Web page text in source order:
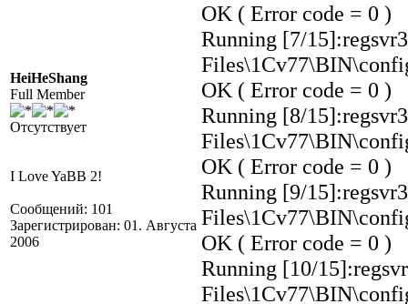
HeiHeShang
Full Member
Отсутствует
I Love YaBB 2!
Сообщений: 101
Зарегистрирован: 01. Августа
2006
OK ( Error code = 0 )
Running [7/
OK ( Error code = 0 )
Running [8/
OK ( Error code = 0 )
Running [9/
OK ( Error code = 0 )
Running [10/